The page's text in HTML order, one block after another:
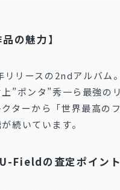
品の魅力】
リリースの2ndアルバム
”ポンタ”秀一ら最強の
ターから「世界最高の
続いています。
Fieldの査定ポイント